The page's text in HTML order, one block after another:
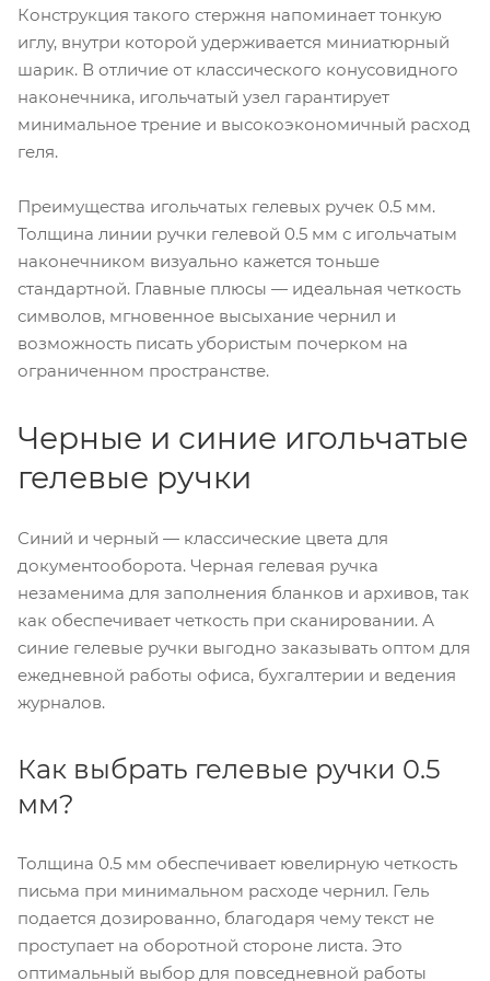
Конструкция такого стержня напоминает тонкую
иглу, внутри которой удерживается миниатюрный
шарик. В отличие от классического конусовидного
наконечника, игольчатый узел гарантирует
минимальное трение и высокоэкономичный расход
геля.
Преимущества игольчатых гелевых ручек 0.5 мм.
Толщина линии ручки гелевой 0.5 мм с игольчатым
наконечником визуально кажется тоньше
стандартной. Главные плюсы — идеальная четкость
символов, мгновенное высыхание чернил и
возможность писать убористым почерком на
ограниченном пространстве.
Черные и синие игольчатые
гелевые ручки
Синий и черный — классические цвета для
документооборота. Черная гелевая ручка
незаменима для заполнения бланков и архивов, так
как обеспечивает четкость при сканировании. А
синие гелевые ручки выгодно заказывать оптом для
ежедневной работы офиса, бухгалтерии и ведения
журналов.
Как выбрать гелевые ручки 0.5
мм?
Толщина 0.5 мм обеспечивает ювелирную четкость
письма при минимальном расходе чернил. Гель
подается дозированно, благодаря чему текст не
проступает на оборотной стороне листа. Это
оптимальный выбор для повседневной работы